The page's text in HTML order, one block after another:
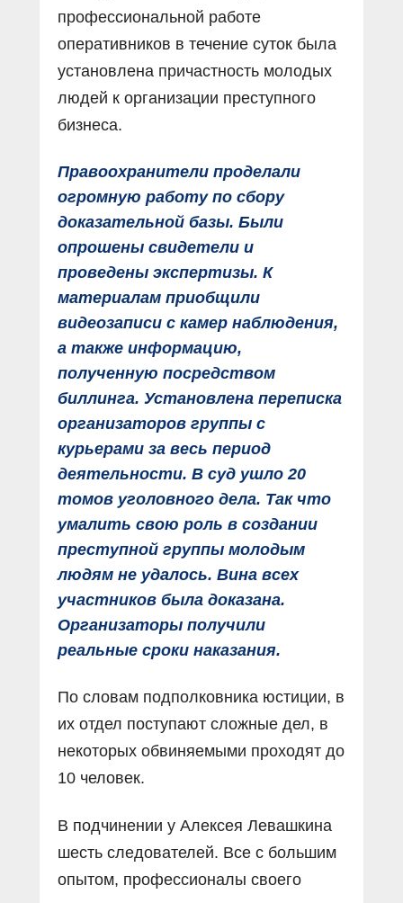
профессиональной работе
оперативников в течение суток была
установлена причастность молодых
людей к организации преступного
бизнеса.
Правоохранители проделали
огромную работу по сбору
доказательной базы. Были
опрошены свидетели и
проведены экспертизы. К
материалам приобщили
видеозаписи с камер наблюдения,
а также информацию,
полученную посредством
биллинга. Установлена переписка
организаторов группы с
курьерами за весь период
деятельности. В суд ушло 20
томов уголовного дела. Так что
умалить свою роль в создании
преступной группы молодым
людям не удалось. Вина всех
участников была доказана.
Организаторы получили
реальные сроки наказания.
По словам подполковника юстиции, в
их отдел поступают сложные дел, в
некоторых обвиняемыми проходят до
10 человек.
В подчинении у Алексея Левашкина
шесть следователей. Все с большим
опытом, профессионалы своего